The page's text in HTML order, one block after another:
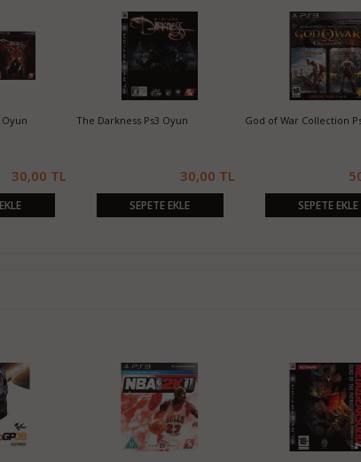
Oyun
30,00 TL
The Darkness Ps3 Oyun
30,00 TL
SEPETE EKLE
God of War Collection
SEPETE EKLE